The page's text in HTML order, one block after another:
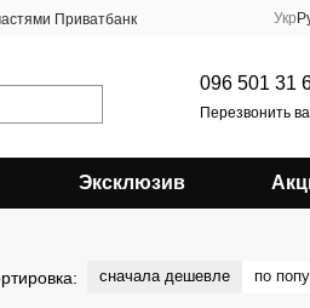
Приватбанк Укр
096 501 31
Перезвонить
Эксклюзив
сначала дешевле по